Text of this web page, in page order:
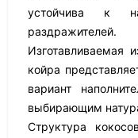
устойчива к
раздражителей.
Изготавливаемая
койра
вариант
выбирающим
Структура